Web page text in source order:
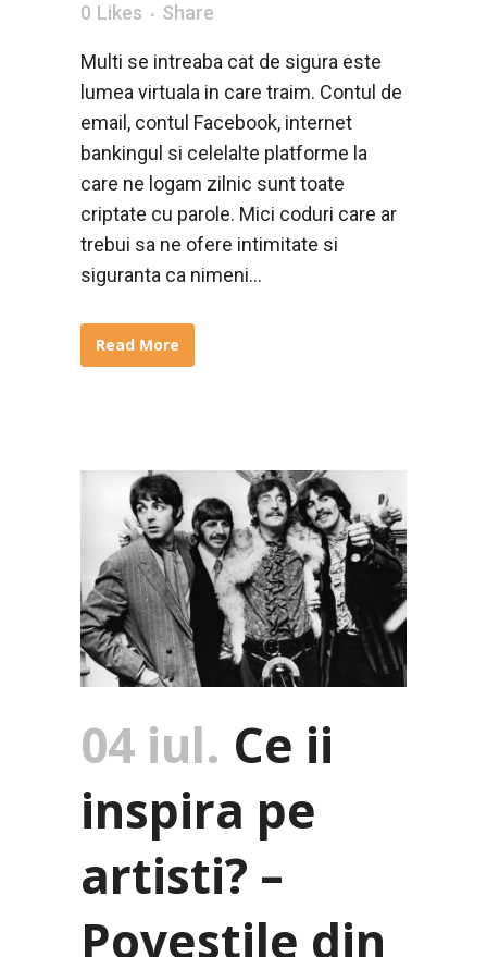
0 Likes Share
Multi se intreaba cat de sigura este
lumea virtuala in care traim. Contul de
email, contul Facebook, internet
bankingul si celelalte platforme la
care ne logam zilnic sunt toate
criptate cu parole. Mici coduri care ar
trebui sa ne ofere intimitate si
siguranta ca nimeni...
Read More
04 iul. Ce ii
inspira pe
artisti? –
Povestile din